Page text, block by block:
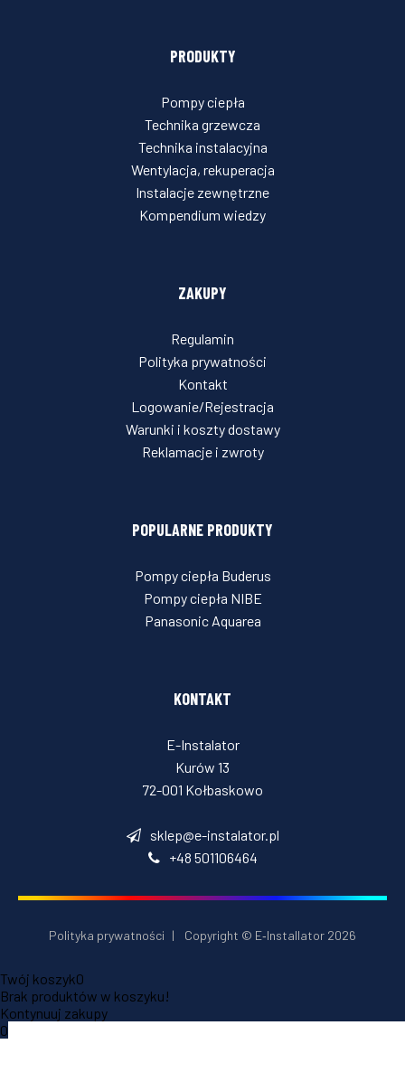
PRODUKTY
Pompy ciepła
Technika grzewcza
Technika instalacyjna
Wentylacja, rekuperacja
Instalacje zewnętrzne
Kompendium wiedzy
ZAKUPY
Regulamin
Polityka prywatności
Kontakt
Logowanie/Rejestracja
Warunki i koszty dostawy
Reklamacje i zwroty
POPULARNE PRODUKTY
Pompy ciepła Buderus
Pompy ciepła NIBE
Panasonic Aquarea
KONTAKT
E-Instalator
Kurów 13
72-001 Kołbaskowo
sklep@e-instalator.pl
+48 501106464
Polityka prywatności | Copyright © E‑Installator 2026
Twój koszyk0
Brak produktów w koszyku!
Kontynuuj zakupy
0